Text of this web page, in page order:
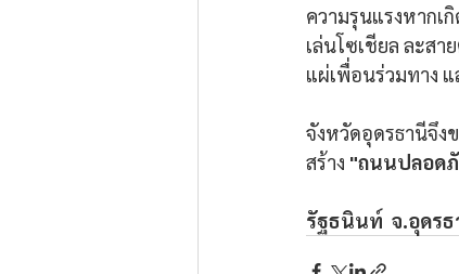
ความรุนแรงหากเ
เล่นโซเชียล ละสา
แผ่เพื่อนร่วมทาง
จังหวัดอุดรธานีจึง
สร้าง "ถนนปลอด
รัฐธนินท์  จ.อุดร